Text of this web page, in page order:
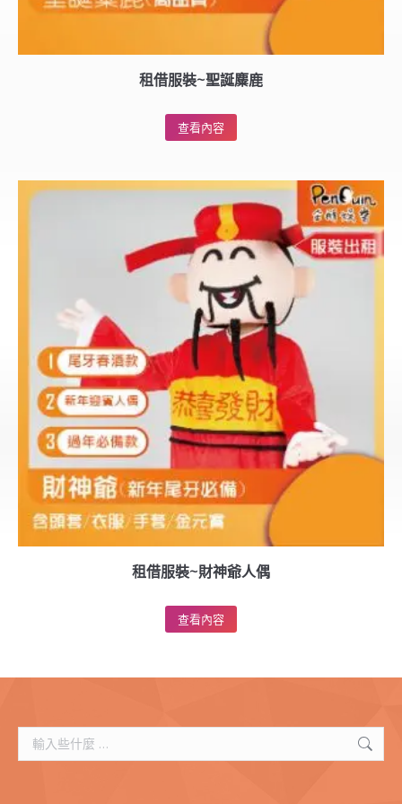
租借服裝~聖誕麋鹿
查看內容
租借服裝~財神爺人偶
查看內容
索